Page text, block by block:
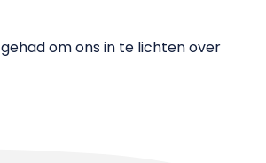
om ons in te lichten over